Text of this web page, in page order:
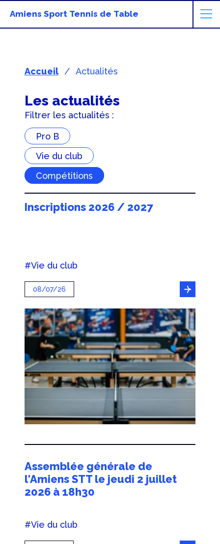
Amiens Sport Tennis de Table
Accueil Actualités
Les actualités
Filtrer les actualités :
Pro B
Vie du club
Compétitions
Inscriptions 2026 / 2027
#Vie du club
08/07/26
Assemblée générale de
l'Amiens STT le jeudi 2 juillet
2026 à 18h30
#Vie du club